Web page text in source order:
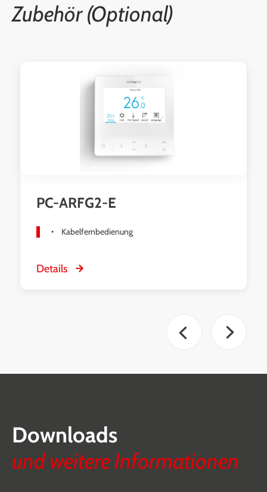
Zubehör (Optional)
PC-ARFG2-E
Kabelfernbedienung
Details
Downloads
und weitere Informationen